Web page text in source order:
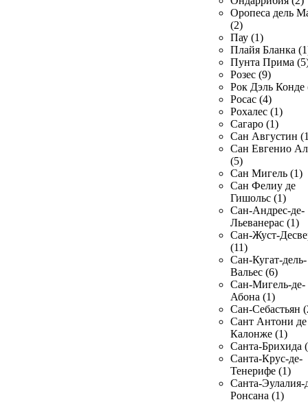
Оропеса дель
(2)
Пау (1)
Плайя Бланка
Пунта Прима
Розес (9)
Рок Дэль Конде
Росас (4)
Рохалес (1)
Сагаро (1)
Сан Августин
Сан Евгенио
(5)
Сан Мигель (1)
Сан Фелиу де
Гишольс (1)
Сан-Андрес-де-
Льеванерас (1)
Сан-Жуст-
(11)
Сан-Кугат-дель-
Вальес (6)
Сан-Мигель-де-
Абона (1)
Сан-Себастьян
Сант Антони де
Калонже (1)
Санта-Брихида
Санта-Крус-де-
Тенерифе (1)
Санта-Эулалия-
Ронсана (1)